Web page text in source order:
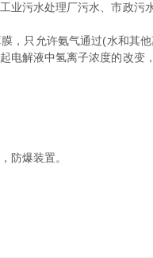
污水处理厂污水、市政污
只允许氨气通过(水和其他
解液中氢离子浓度的改变
防爆装置。